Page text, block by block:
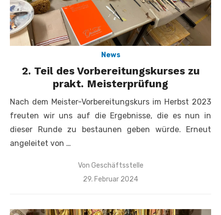
News
2. Teil des Vorbereitungskurses zu
prakt. Meisterprüfung
Nach dem Meister-Vorbereitungskurs im Herbst 2023
freuten wir uns auf die Ergebnisse, die es nun in
dieser Runde zu bestaunen geben würde. Erneut
angeleitet von …
Von Geschäftsstelle
Veröffentlicht
29. Februar 2024